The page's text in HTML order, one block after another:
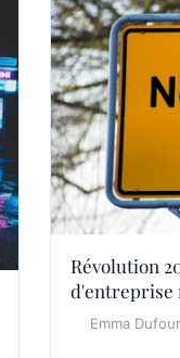
Révolution
d'entreprise
Emma Dufour